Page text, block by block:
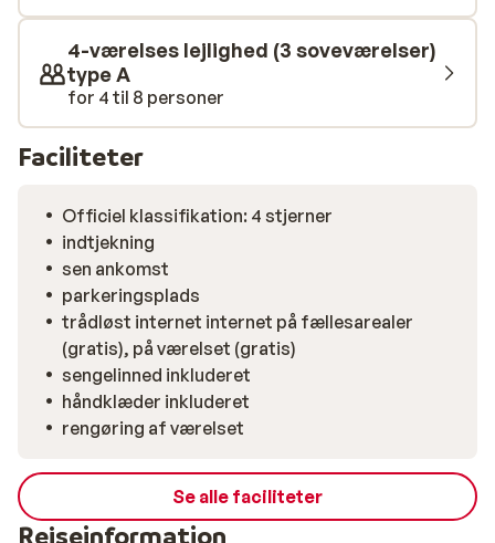
nemt en lejlighed, der opfylder dine behov. L'Ecrin
d'Argent kombinerer moderne komfort med autentisk
alpestemning og skaber et hjem langt fra hjemmet.
Efter en skøn dag på pisterne kan du forkæle dig selv i
det imponerende afslapningsområde. Tag en dukkert i
den opvarmede indendørs pool, lad musklerne slappe
uforglemmelig skiferie i Valmorel.
4-værelses lejlighed (3 soveværelser)
type A
for 4 til 8 personer
Faciliteter
Officiel klassifikation: 4 stjerner
indtjekning
sen ankomst
parkeringsplads
trådløst internet internet på fællesarealer
(gratis), på værelset (gratis)
sengelinned inkluderet
håndklæder inkluderet
rengøring af værelset
Se alle faciliteter
Rejseinformation